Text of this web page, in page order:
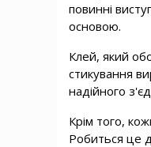
повинні
основою.
Клей, який
стикування
надійного
Крім того,
Робиться це